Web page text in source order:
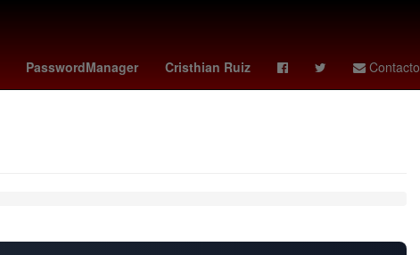
PasswordManager Cristhian Ruiz Contacto
Agresión Empresa Puebla de Zaragoza